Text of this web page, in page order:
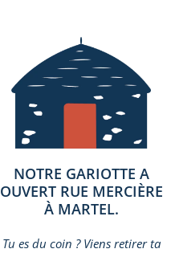
NOTRE GARIOTTE A
OUVERT RUE MERCIÈRE
À MARTEL.
Tu es du coin ? Viens retirer ta